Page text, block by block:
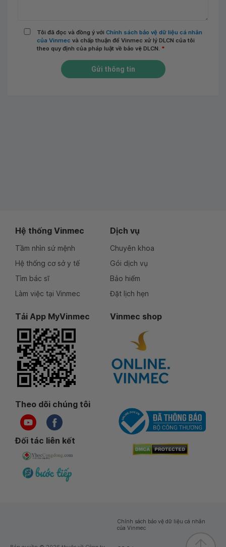
Tôi đã đọc và đồng ý với Chính sách bảo vệ dữ liệu cá nhân
của Vinmec và chấp thuận để Vinmec xử lý DLCN của tôi
theo quy định của pháp luật về bảo vệ DLCN. *
Gửi thông tin
Hệ thống Vinmec
Tầm nhìn sứ mệnh
Hệ thống cơ sở y tế
Tìm bác sĩ
Làm việc tại Vinmec
Dịch vụ
Chuyên khoa
Gói dịch vụ
Bảo hiểm
Đặt lịch hẹn
Tải App MyVinmec Vinmec shop
Theo dõi chúng tôi
Đối tác liên kết
Chính sách bảo vệ dữ liệu cá nhân
của Vinmec